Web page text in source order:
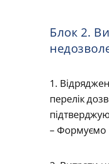
Блок 2.
1.
перелік
– Формуємо